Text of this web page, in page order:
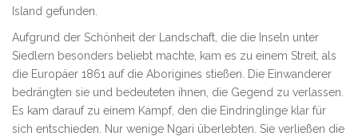
Island gefunden.
Aufgrund der Schönheit der Landschaft, die die Inseln unter
Siedlern besonders beliebt machte, kam es zu einem Streit, als
die Europäer 1861 auf die Aborigines stießen. Die Einwanderer
bedrängten sie und bedeuteten ihnen, die Gegend zu verlassen.
Es kam darauf zu einem Kampf, den die Eindringlinge klar für
sich entschieden. Nur wenige Ngari überlebten. Sie verließen die